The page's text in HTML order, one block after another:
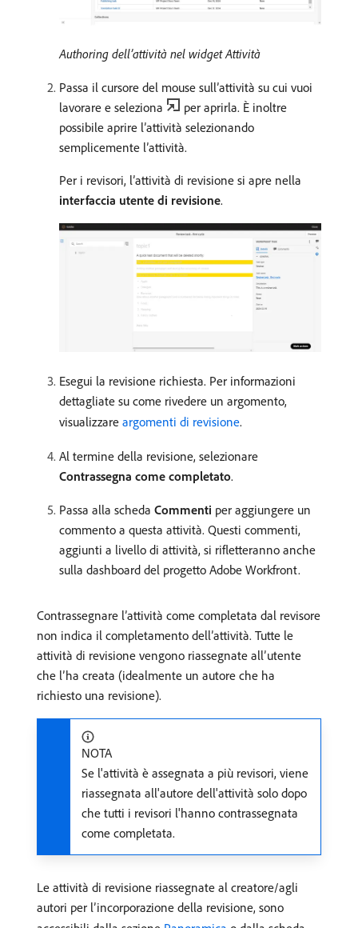
Authoring dell’attività nel widget Attività
Passa il cursore del mouse sull’attività su cui vuoi
lavorare e seleziona
per aprirla. È inoltre
possibile aprire l’attività selezionando
semplicemente l’attività.
Per i revisori, l’attività di revisione si apre nella
interfaccia utente di revisione.
Esegui la revisione richiesta. Per informazioni
dettagliate su come rivedere un argomento,
visualizzare argomenti di revisione.
Al termine della revisione, selezionare
Contrassegna come completato.
Passa alla scheda Commenti per aggiungere un
commento a questa attività. Questi commenti,
aggiunti a livello di attività, si rifletteranno anche
sulla dashboard del progetto Adobe Workfront.
Contrassegnare l’attività come completata dal revisore
non indica il completamento dell’attività. Tutte le
attività di revisione vengono riassegnate all’utente
che l’ha creata (idealmente un autore che ha
richiesto una revisione).
NOTA
Se l'attività è assegnata a più revisori, viene
riassegnata all'autore dell'attività solo dopo
che tutti i revisori l'hanno contrassegnata
come completata.
Le attività di revisione riassegnate al creatore/agli
autori per l’incorporazione della revisione, sono